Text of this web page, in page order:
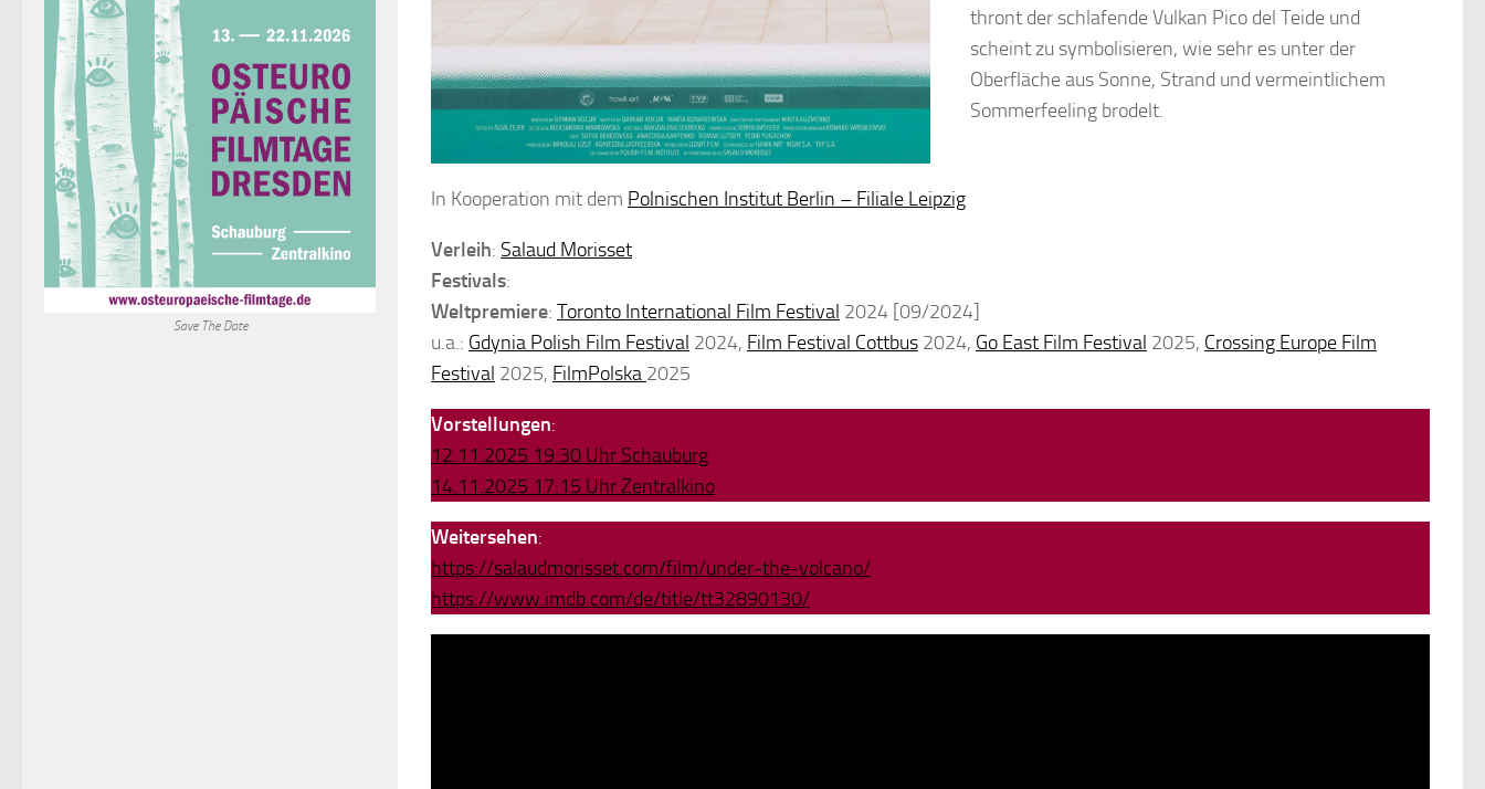
thront der schlafende Vulkan Pico del Teide und
scheint zu symbolisieren, wie sehr es unter der
Oberfläche aus Sonne, Strand und vermeintlichem
Sommerfeeling brodelt.
In Kooperation mit dem Polnischen Institut Berlin – Filiale Leipzig
Verleih: Salaud Morisset
Festivals:
Weltpremiere: Toronto International Film Festival 2024 [09/2024]
u.a.: Gdynia Polish Film Festival 2024, Film Festival Cottbus 2024, Go East Film Festival 2025, Crossing Europe Film
Festival 2025, FilmPolska 2025
Vorstellungen:
12.11.2025 19:30 Uhr Schauburg
14.11.2025 17:15 Uhr Zentralkino
Weitersehen:
https://salaudmorisset.com/film/under-the-volcano/
https://www.imdb.com/de/title/tt32890130/
Save The Date